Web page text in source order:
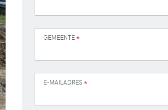
GEMEENTE*
E-MAILADRES *